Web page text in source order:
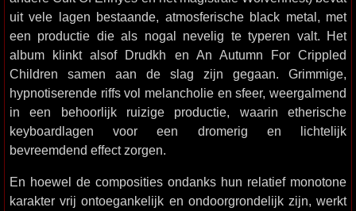
uit vele lagen bestaande, atmosferische black metal, met
een productie die als nogal nevelig te typeren valt. Het
album klinkt alsof Drudkh en An Autumn For Crippled
Children samen aan de slag zijn gegaan. Grimmige,
hypnotiserende riffs vol melancholie en sfeer, weergalmend
in een behoorlijk ruizige productie, waarin etherische
keyboardlagen voor een dromerig en lichtelijk
bevreemdend effect zorgen.
En hoewel de composities ondanks hun relatief monotone
karakter vrij ontoegankelijk en ondoorgrondelijk zijn, werkt